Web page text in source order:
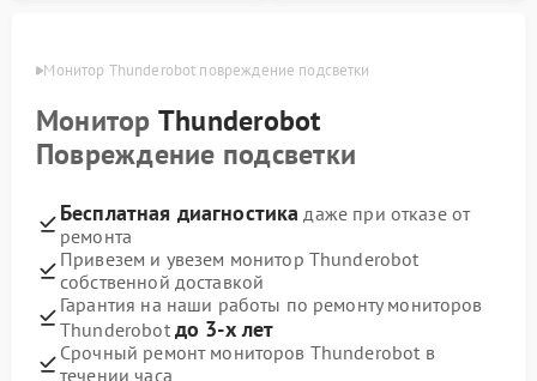
Монитор Thunderobot повреждение подсветки
Монитор Thunderobot
Повреждение подсветки
Бесплатная диагностика даже при отказе от
ремонта
Привезем и увезем монитор Thunderobot
собственной доставкой
Гарантия на наши работы по ремонту мониторов
Thunderobot до 3-х лет
Срочный ремонт мониторов Thunderobot в
течении часа